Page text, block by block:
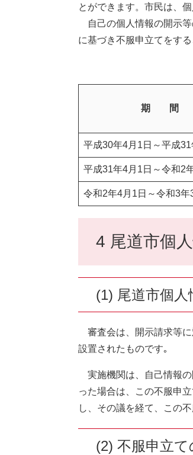
とができます。市民は、
自己の個人情報の開示等
に基づき不服申立てをする
期 間
平成30年4月1日～平成31
平成31年4月1日～令和2
令和2年4月1日～令和3年
4 尾道市個
(1) 尾道市個人
審査会は、開示請求等に
設置されたものです｡
実施機関は、自己情報の
った場合は、この不服申
し、その議を経て、この
(2) 不服申立て